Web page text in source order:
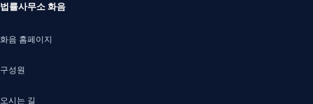
법률사무소 화음
화음 홈페이지
구성원
오시는 길